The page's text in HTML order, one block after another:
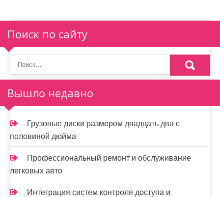
я
п
о
з
а
п
и
с
я
м
Поиск по сайту
Вышло недавно
Грузовые диски размером двадцать два с
половиной дюйма
Профессиональный ремонт и обслуживание
легковых авто
Интеграция систем контроля доступа и